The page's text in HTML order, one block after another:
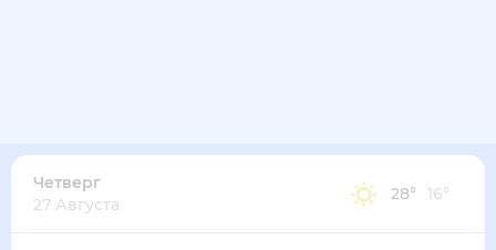
Четверг
27 Августа
28° 16°